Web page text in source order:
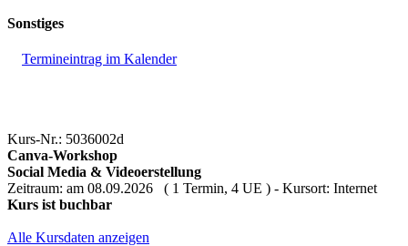
Sonstiges
Termineintrag im Kalender
Kurs-Nr.: 5036002d
Canva-Workshop
Social Media & Videoerstellung
Zeitraum: am 08.09.2026 ( 1 Termin, 4 UE ) - Kursort: Internet
Kurs ist buchbar
Alle Kursdaten anzeigen